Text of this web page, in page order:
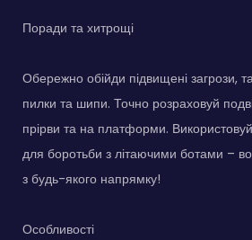
Поради та хитрощі
Обережно обійди підвищені загрози,
пилки та шипи. Точно розраховуй
прірви та на платформи.
для боротьби з літаючими ботами –
з будь-якого напрямку!
Особливості